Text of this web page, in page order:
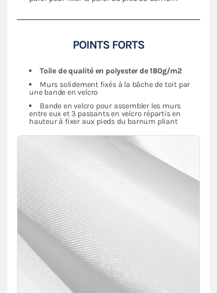
POINTS FORTS
Toile de qualité en polyester de 180g/m2
Murs solidement fixés à la bâche de toit par
une bande en velcro
Bande en velcro pour assembler les murs
entre eux et 3 passants en velcro répartis en
hauteur à fixer aux pieds du barnum pliant